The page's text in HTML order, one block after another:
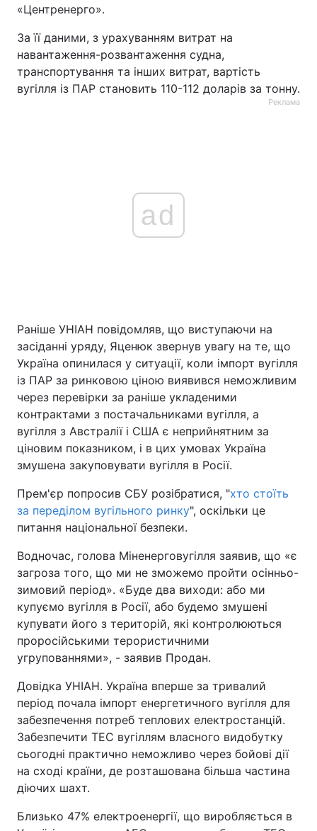
«Центренерго».
За її даними, з урахуванням витрат на
навантаження-розвантаження судна,
транспортування та інших витрат, вартість
вугілля із ПАР становить 110-112 доларів за тонну.
Реклама
ad
Раніше УНІАН повідомляв, що виступаючи на
засіданні уряду, Яценюк звернув увагу на те, що
Україна опинилася у ситуації, коли імпорт вугілля
із ПАР за ринковою ціною виявився неможливим
через перевірки за раніше укладеними
контрактами з постачальниками вугілля, а
вугілля з Австралії і США є неприйнятним за
ціновим показником, і в цих умовах Україна
змушена закуповувати вугілля в Росії.
Прем'єр попросив СБУ розібратися, "хто стоїть
за переділом вугільного ринку", оскільки це
питання національної безпеки.
Водночас, голова Міненерговугілля заявив, що «є
загроза того, що ми не зможемо пройти осінньо-
зимовий період». «Буде два виходи: або ми
купуємо вугілля в Росії, або будемо змушені
купувати його з територій, які контролюються
проросійськими терористичними
угрупованнями», - заявив Продан.
Довідка УНІАН. Україна вперше за тривалий
період почала імпорт енергетичного вугілля для
забезпечення потреб теплових електростанцій.
Забезпечити ТЕС вугіллям власного видобутку
сьогодні практично неможливо через бойові дії
на сході країни, де розташована більша частина
діючих шахт.
Близько 47% електроенергії, що виробляється в